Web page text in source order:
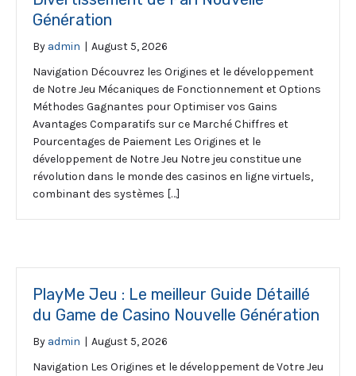
Génération
By admin | August 5, 2026
Navigation Découvrez les Origines et le développement
de Notre Jeu Mécaniques de Fonctionnement et Options
Méthodes Gagnantes pour Optimiser vos Gains
Avantages Comparatifs sur ce Marché Chiffres et
Pourcentages de Paiement Les Origines et le
développement de Notre Jeu Notre jeu constitue une
révolution dans le monde des casinos en ligne virtuels,
combinant des systèmes […]
PlayMe Jeu : Le meilleur Guide Détaillé
du Game de Casino Nouvelle Génération
By admin | August 5, 2026
Navigation Les Origines et le développement de Votre Jeu